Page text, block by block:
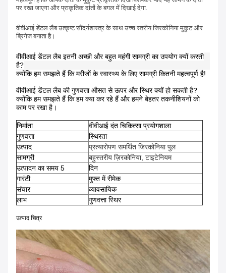
पर रखा जाएगा और प्राकृतिक दांतों के बगल में दिखाई देगा.
वीवीआई डेंटल लैब उत्कृष्ट सौंदर्यशास्त्र के साथ उच्च स्तरीय जिरकोनिया मुकुट और
ब्रिगेज बनाता है।
वीवीआई डेंटल लैब इतनी अच्छी और बहुत महंगी सामग्री का उपयोग क्यों करती
है?
क्योंकि हम समझते हैं कि मरीजों के स्वास्थ्य के लिए सामग्री कितनी महत्वपूर्ण है!
वीवीआई डेंटल लैब की गुणवत्ता औसत से ऊपर और स्थिर क्यों हो सकती है?
क्योंकि हम समझते हैं कि हम क्या कर रहे हैं और हमने बेहतर तकनीशियनों को
काम पर रखा है।
निर्माता
वीवीआई दंत चिकित्सा प्रयोगशाला
गुणवत्ता
स्थिरता
उत्पाद
प्रत्यारोपण समर्थित जिरकोनिया पुल
सामग्री
बहुस्तरीय ज़िरकोनिया, टाइटेनियम
उत्पादन का समय 5
दिन
गारंटी
मुफ्त में रीमेक
संचार
व्यावसायिक
लाभ
गुणवत्ता स्थिर
उत्पाद चित्र